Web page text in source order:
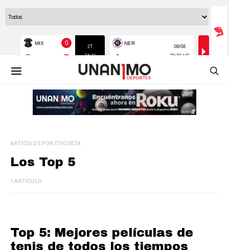
ARTÍCULOS POR ETIQUETA
Los Top 5
1 ARTÍCULO
Top 5: Mejores películas de
tenis de todos los tiempos